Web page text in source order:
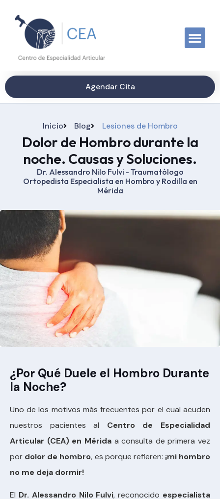
Agendar Cita
Inicio Blog Lesiones de Hombro
Dolor de Hombro durante la
noche. Causas y Soluciones.
Dr. Alessandro Nilo Fulvi - Traumatólogo
Ortopedista Especialista en Hombro y Rodilla en
Mérida
¿Por Qué Duele el Hombro Durante
la Noche?
Uno de los motivos más frecuentes por el cual acuden
nuestros pacientes al Centro de Especialidad
Articular (CEA) en Méridaa consulta de primera vez
por dolor de hombro, es porque refieren: ¡mi hombro
no me deja dormir!
El Dr. Alessandro Nilo Fulvi, reconocido especialista